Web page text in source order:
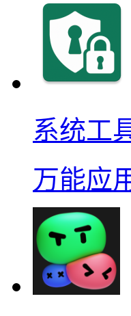
系统工
万能应